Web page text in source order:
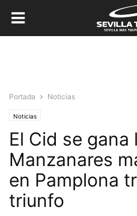
Portada Noticias
Noticias
El Cid se
Manzanares
en Pamplona
triunfo